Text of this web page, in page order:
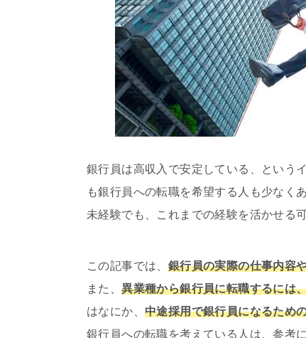
銀行員は高収入で安定している、という
も銀行員への転職を希望する人も少なく
未経験でも、これまでの経験を活かせる
この記事では、 銀行員の実際の仕事内容
また、異業種から銀行員に転職するには
はなにか、 中途採用で銀行員になるため
銀行員への転職を考えている人は、参考